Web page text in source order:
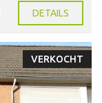
DETAILS
VERKOCHT